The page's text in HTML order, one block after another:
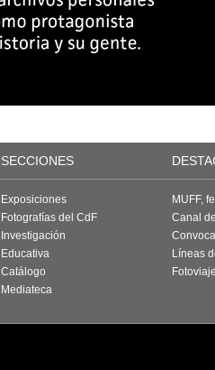
SECCIONES
Exposiciones
Fotografías del CdF
Investigación
Educativa
Catálogo
Mediateca
MUFF,
Canal
Líneas